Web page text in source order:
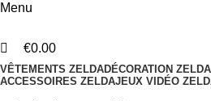
Menu
€0.00
VÊTEMENTS ZELDADÉCORATION ZELDA
ACCESSOIRES ZELDAJEUX VIDÉO